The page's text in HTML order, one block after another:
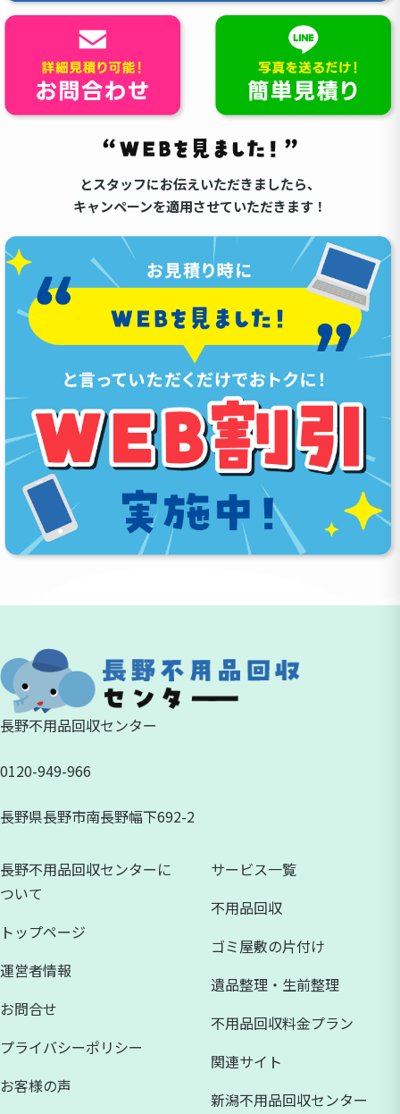
とスタッフにお伝えいただきましたら、
キャンペーンを適用させていただきます！
長野不用品回収センター
0120-949-966
長野県長野市南長野幅下692-2
長野不用品回収センターに
ついて
トップページ
運営者情報
お問合せ
プライバシーポリシー
お客様の声
サービス一覧
不用品回収
ゴミ屋敷の片付け
遺品整理・生前整理
不用品回収料金プラン
関連サイト
新潟不用品回収センター